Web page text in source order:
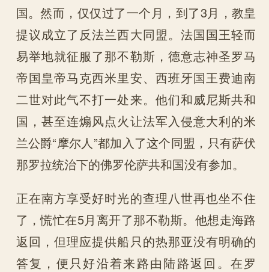
国。然而，仅仅过了一个月，到了3月，教皇
提议成立了反法兰西大同盟。法国国王轻而
易举地就征服了那不勒斯，德意志神圣罗马
帝国皇帝马克西米里安、西班牙国王费迪南
二世对此气不打一处来。他们和威尼斯共和
国，甚至连煽风点火让法军入侵意大利的米
兰公爵“摩尔人”都加入了这个同盟，只有萨伏
那罗拉统治下的佛罗伦萨共和国没有参加。
正在南方享受好时光的查理八世再也坐不住
了，慌忙在5月离开了那不勒斯。他想走海路
返回，但理应提供船只的热那亚没有明确的
答复，便只好沿着来路由陆路返回。在罗